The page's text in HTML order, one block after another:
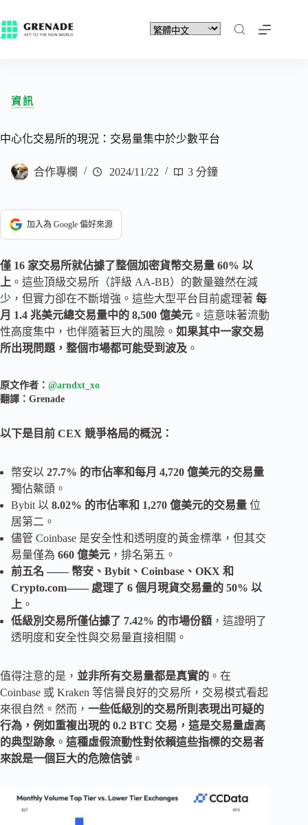
資訊
中心化交易所的現況：交易量集中於少數平台
合作專欄 2024/11/22 3 分鐘
加入為 Google 偏好來源
僅 16 家交易所就佔據了整個加密貨幣交易量 60% 以
上 。這些頂級交易所（評級 AA-BB）的數量雖然在減
少，但實力卻在不斷增強。這些大型平台目前處理著 每
月 1.4 兆美元總交易量中的 8,500 億美元 。這意味著流動
性高度集中，也伴隨著巨大的風險。 如果其中一家交易
所出現問題，整個市場都可能受到波及 。
原文作者： @arndxt_xo
翻譯：Grenade
以下是目前 CEX 競爭格局的概況：
幣安以 27.7% 的市佔率和每月 4,720 億美元的交易量
獨佔鰲頭。
Bybit 以 8.02% 的市佔率和 1,270 億美元的交易量 位
居第二。
儘管 Coinbase 是安全性和透明度的黃金標準，但其交
易量僅為 660 億美元 ，排名第五。
前五名 —— 幣安、Bybit、Coinbase、OKX 和
Crypto.com—— 處理了 6 個月現貨交易量的 50% 以
上 。
低級別交易所僅佔據了 7.42% 的市場份額 ，這證明了
透明度和安全性與交易量直接相關。
值得注意的是， 並非所有交易量都是真實的 。在
Coinbase 或 Kraken 等信譽良好的交易所，交易模式看起
來很自然。然而， 一些低級別的交易所則表現出可疑的
行為，例如重複出現的 0.2 BTC 交易，這是交易量虛高
的典型跡象 。 這種虛假流動性對依賴這些指標的交易者
來說是一個巨大的危險信號 。